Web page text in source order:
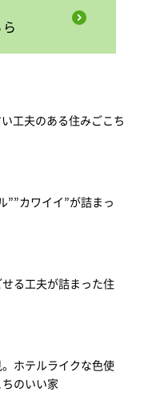
工夫のある住みごこち
””カワイイ”が詰まっ
る工夫が詰まった住
ホテルライクな色使
のいい家